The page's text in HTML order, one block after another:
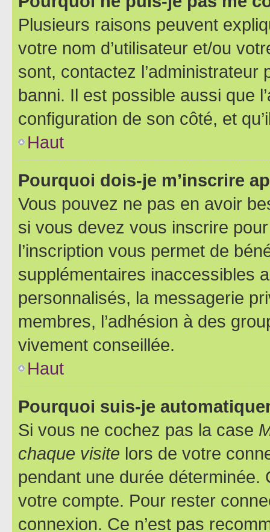
Plusieurs raisons peuvent
votre nom d’utilisateur et/ou
sont, contactez l’administrateur
banni. Il est possible aussi que
configuration de son côté, et
Haut
Pourquoi dois-je m’inscrire
Vous pouvez ne pas en avoir
si vous devez vous inscrire
l’inscription vous permet de
supplémentaires inaccessibles
personnalisés, la messagerie
membres, l’adhésion à des
vivement conseillée.
Haut
Pourquoi suis-je
Si vous ne cochez pas la case
chaque visite lors de votre
pendant une durée déterminée.
votre compte. Pour rester
connexion. Ce n’est pas